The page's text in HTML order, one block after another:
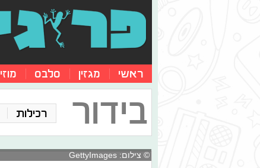
ראשי מגזין סלבס
בידור רכילות
© צילום: GettyImages